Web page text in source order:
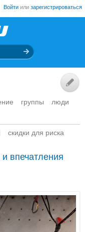
Войти или зарегистрироваться
группы
люди
скидки для риска
впечатления